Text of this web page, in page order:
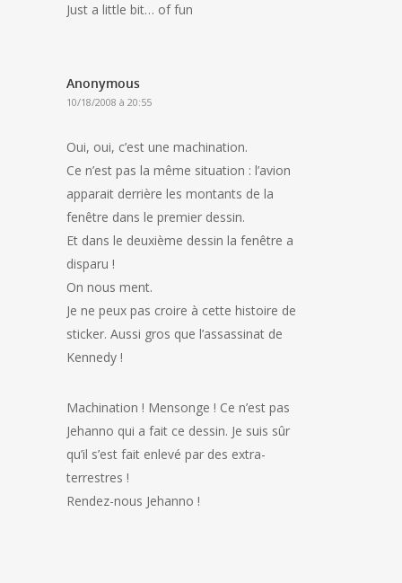
Just a little bit… of fun
Anonymous
10/18/2008 à 20:55
Oui, oui, c’est une machination.
Ce n’est pas la même situation : l’avion
apparait derrière les montants de la
fenêtre dans le premier dessin.
Et dans le deuxième dessin la fenêtre a
disparu !
On nous ment.
Je ne peux pas croire à cette histoire de
sticker. Aussi gros que l’assassinat de
Kennedy !
Machination ! Mensonge ! Ce n’est pas
Jehanno qui a fait ce dessin. Je suis sûr
qu’il s’est fait enlevé par des extra-
terrestres !
Rendez-nous Jehanno !